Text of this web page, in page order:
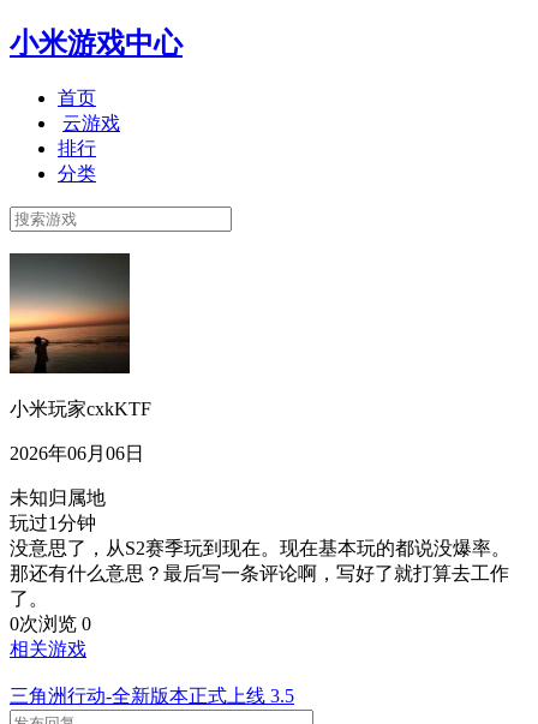
小米游戏中心
首页
云游戏
排行
分类
小米玩家cxkKTF
2026年06月06日
未知归属地
玩过1分钟
没意思了，从S2赛季玩到现在。现在基本玩的都说没爆率。
那还有什么意思？最后写一条评论啊，写好了就打算去工作
了。
0次浏览 0
相关游戏
三角洲行动-全新版本正式上线 3.5